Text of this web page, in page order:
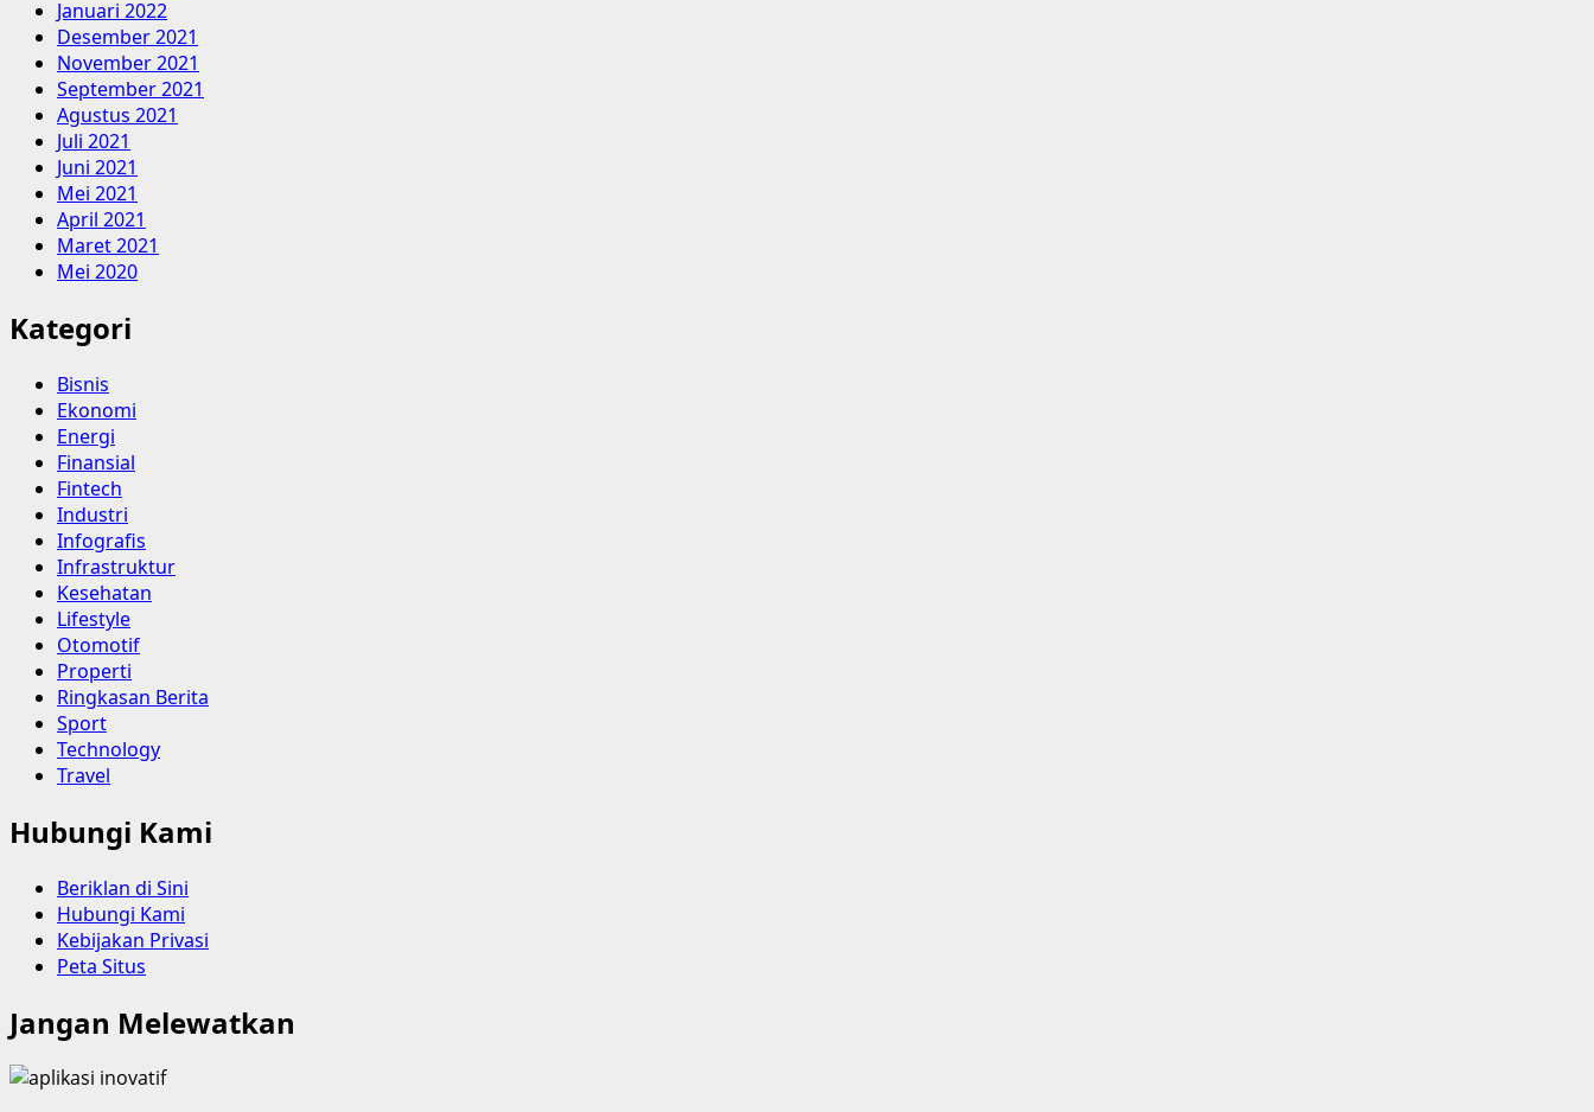
Januari 2022
Desember 2021
November 2021
September 2021
Agustus 2021
Juli 2021
Juni 2021
Mei 2021
April 2021
Maret 2021
Mei 2020
Kategori
Bisnis
Ekonomi
Energi
Finansial
Fintech
Industri
Infografis
Infrastruktur
Kesehatan
Lifestyle
Otomotif
Properti
Ringkasan Berita
Sport
Technology
Travel
Hubungi Kami
Beriklan di Sini
Hubungi Kami
Kebijakan Privasi
Peta Situs
Jangan Melewatkan